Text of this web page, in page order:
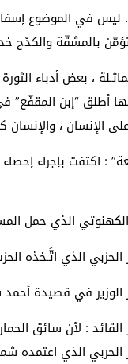
… ليس في الموضوع
تؤمّن بالمشقّة
، بعض أدباء
أطلق “إبن المقفّع”
الإنسان ،
: اكتفت بإجراء
الذي حمل
الحزبي الذي اتَّـخذه
الوزير في قصيدة
: لأن سائق
الحربي الذي اعتمده